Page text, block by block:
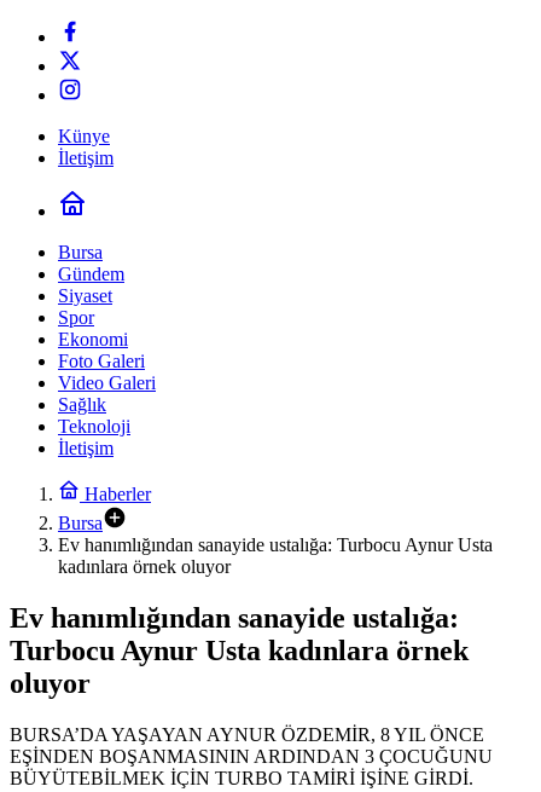
Künye
İletişim
Bursa
Gündem
Siyaset
Spor
Ekonomi
Foto Galeri
Video Galeri
Sağlık
Teknoloji
İletişim
Haberler
Bursa
Ev hanımlığından sanayide ustalığa: Turbocu Aynur Usta
kadınlara örnek oluyor
Ev hanımlığından sanayide ustalığa:
Turbocu Aynur Usta kadınlara örnek
oluyor
BURSA’DA YAŞAYAN AYNUR ÖZDEMİR, 8 YIL ÖNCE
EŞİNDEN BOŞANMASININ ARDINDAN 3 ÇOCUĞUNU
BÜYÜTEBİLMEK İÇİN TURBO TAMİRİ İŞİNE GİRDİ.